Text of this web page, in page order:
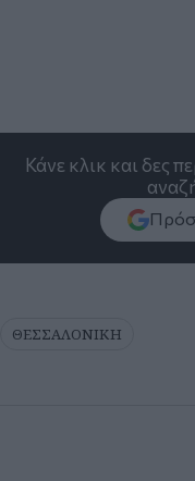
Κάνε κλικ και δες
ΘΕΣΣΑΛΟΝΙΚΗ